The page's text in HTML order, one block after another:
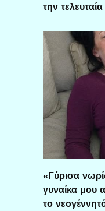
την
«Γύρισα
γυναίκα μου
το